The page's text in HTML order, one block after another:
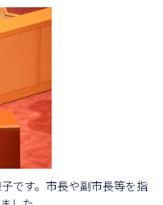
です。市長や副市長等を指